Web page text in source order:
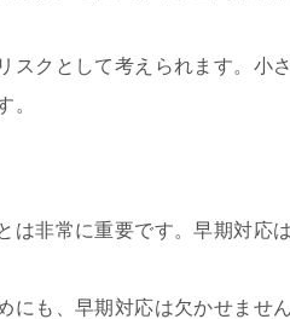
スクとして考えられます。小
。
は非常に重要です。早期対応
にも、早期対応は欠かせませ